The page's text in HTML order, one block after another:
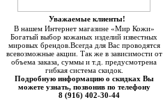
Уважаемые клиенты!
В нашем Интернет магазине «Мир Кожи»
Богатый выбор кожаных изделий известных
мировых брендов.Всегда для Вас проводятся
всевозможные акции. Так же в зависимости от
объема заказа, суммы и т.д. предусмотрена
гибкая система скидок.
Подробную информацию о скидках Вы
можете узнать, позвонив по телефону
8 (916) 402-30-44